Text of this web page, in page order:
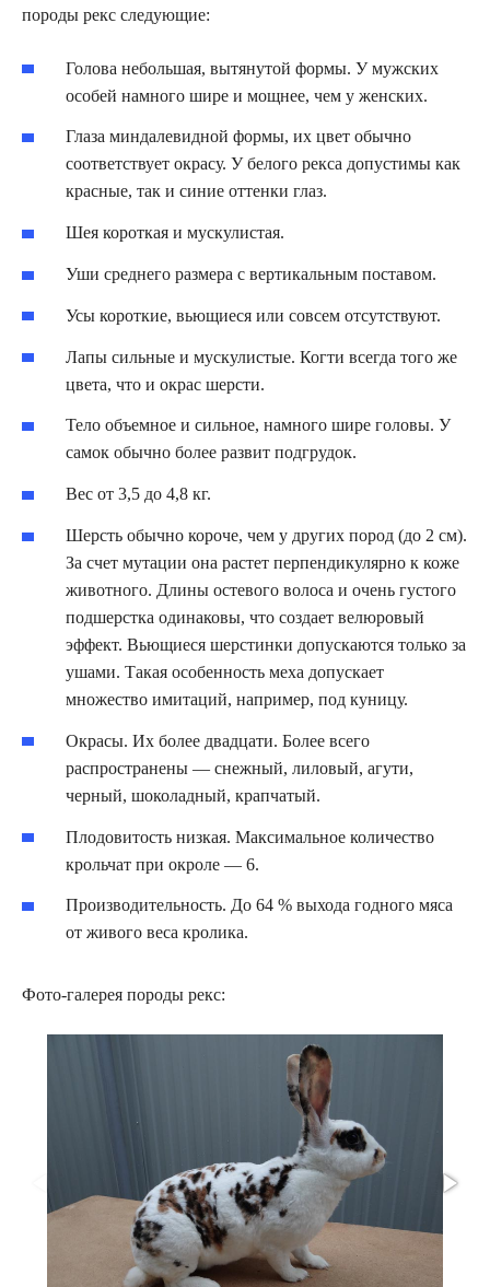
породы рекс следующие:
Голова небольшая, вытянутой формы. У мужских
особей намного шире и мощнее, чем у женских.
Глаза миндалевидной формы, их цвет обычно
соответствует окрасу. У белого рекса допустимы как
красные, так и синие оттенки глаз.
Шея короткая и мускулистая.
Уши среднего размера с вертикальным поставом.
Усы короткие, вьющиеся или совсем отсутствуют.
Лапы сильные и мускулистые. Когти всегда того же
цвета, что и окрас шерсти.
Тело объемное и сильное, намного шире головы. У
самок обычно более развит подгрудок.
Вес от 3,5 до 4,8 кг.
Шерсть обычно короче, чем у других пород (до 2 см).
За счет мутации она растет перпендикулярно к коже
животного. Длины остевого волоса и очень густого
подшерстка одинаковы, что создает велюровый
эффект. Вьющиеся шерстинки допускаются только за
ушами. Такая особенность меха допускает
множество имитаций, например, под куницу.
Окрасы. Их более двадцати. Более всего
распространены — снежный, лиловый, агути,
черный, шоколадный, крапчатый.
Плодовитость низкая. Максимальное количество
крольчат при окроле — 6.
Производительность. До 64 % выхода годного мяса
от живого веса кролика.
Фото-галерея породы рекс: